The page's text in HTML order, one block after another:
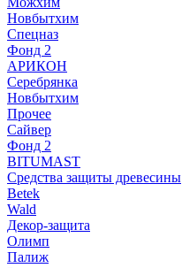
Новбытхим
Спецназ
Фонд 2
АРИКОН
Серебрянка
Новбытхим
Прочее
Сайвер
Фонд 2
BITUMAST
Средства защиты древесины
Betek
Wald
Декор-защита
Олимп
Палиж